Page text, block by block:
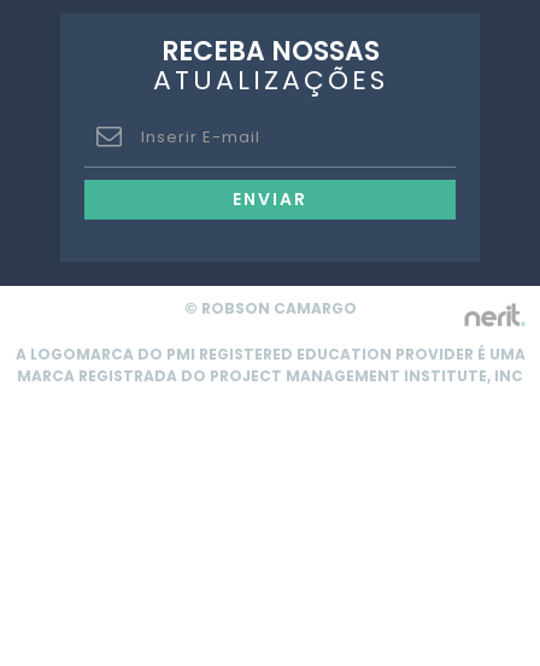
RECEBA NOSSAS
ATUALIZAÇÕES
ENVIAR
© ROBSON CAMARGO
A LOGOMARCA DO PMI REGISTERED EDUCATION PROVIDER É UMA
MARCA REGISTRADA DO PROJECT MANAGEMENT INSTITUTE, INC